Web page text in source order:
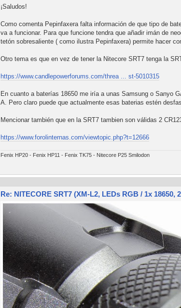
¡Saludos!
Como comenta Pepinfaxera falta información de que tipo de
va a funcionar. Para que funcione tendra que añadir imán de
tetón sobresaliente ( como ilustra Pepinfaxera) permite hacer
Otro tema es que en vez de tener la Nitecore SRT7 tenga la
https://www.candlepowerforums.com/threa ... st-5010315
En cuanto a baterías 18650 me iría a unas Samsung o Sanyo
A. Pero claro puede que actualmente esas baterias estén
Mencionar también que en la SRT7 tambien son válidas 2
https://www.forolinternas.com/viewtopic.php?t=12666
Fenix HP20 - Fenix HP11 - Fenix TK75 - Nitecore P25 Smilodon
Re: NITECORE SRT7 (XM-L2, LEDs RGB / 1x 18650,